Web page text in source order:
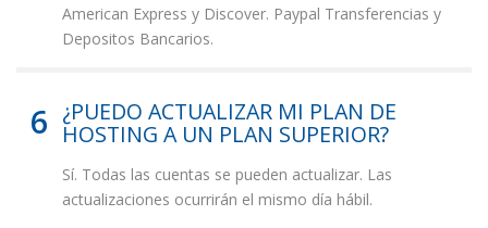
American Express y Discover. Paypal Transferencias y
Depositos Bancarios.
6 ¿PUEDO ACTUALIZAR MI PLAN DE
HOSTING A UN PLAN SUPERIOR?
Sí. Todas las cuentas se pueden actualizar. Las
actualizaciones ocurrirán el mismo día hábil.